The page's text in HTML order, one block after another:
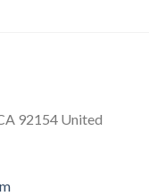
92154 United